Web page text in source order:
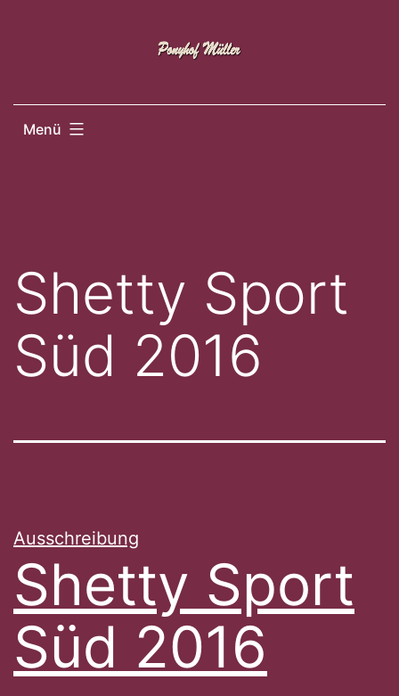
Menü
Shetty Sport
Süd 2016
Ausschreibung
Shetty Sport
Süd 2016